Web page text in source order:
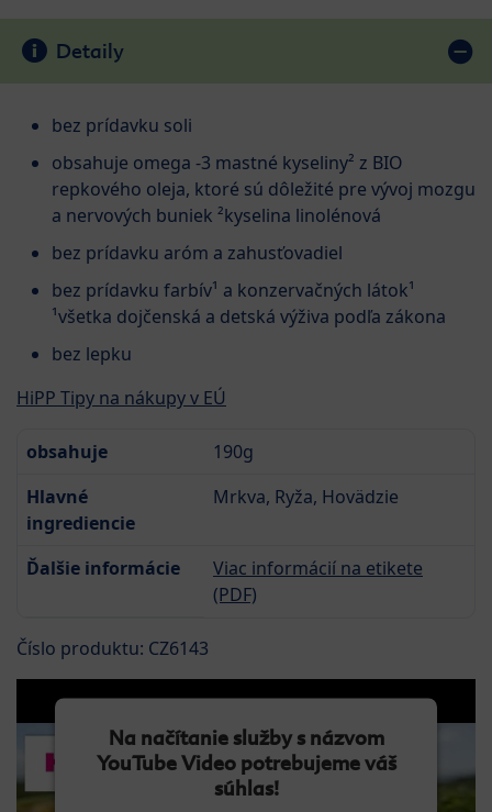
Detaily
bez prídavku soli
obsahuje omega -3 mastné kyseliny² z BIO
repkového oleja, ktoré sú dôležité pre vývoj mozgu
a nervových buniek ²kyselina linolénová
bez prídavku aróm a zahusťovadiel
bez prídavku farbív¹ a konzervačných látok¹
¹všetka dojčenská a detská výživa podľa zákona
bez lepku
HiPP Tipy na nákupy v EÚ
obsahuje
190g
Hlavné
ingrediencie
Mrkva, Ryža, Hovädzie
Ďalšie informácie
Viac informácií na etikete
(PDF)
Číslo produktu: CZ6143
Na načítanie služby s názvom
YouTube Video potrebujeme váš
súhlas!